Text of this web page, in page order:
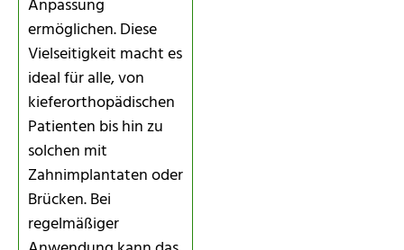
Anpassung
ermöglichen. Diese
Vielseitigkeit macht es
ideal für alle, von
kieferorthopädischen
Patienten bis hin zu
solchen mit
Zahnimplantaten oder
Brücken. Bei
regelmäßiger